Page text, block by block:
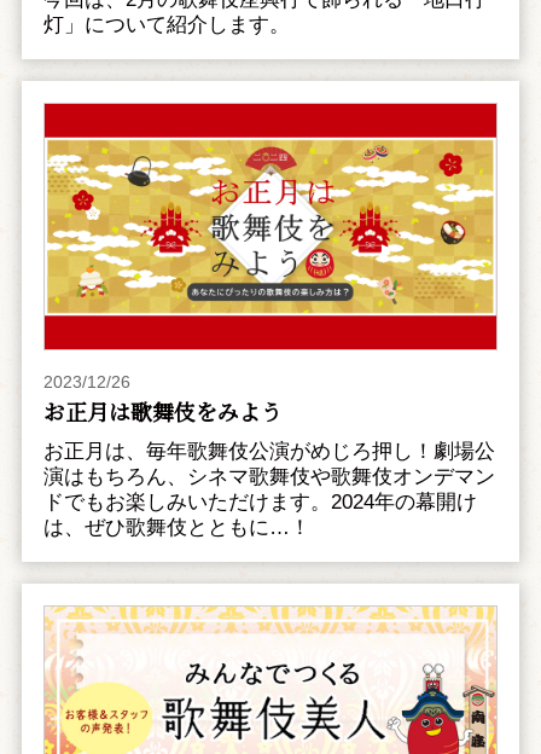
灯」について紹介します。
2023/12/26
お正月は歌舞伎をみよう
お正月は、毎年歌舞伎公演がめじろ押し！劇場公
演はもちろん、シネマ歌舞伎や歌舞伎オンデマン
ドでもお楽しみいただけます。2024年の幕開け
は、ぜひ歌舞伎とともに…！